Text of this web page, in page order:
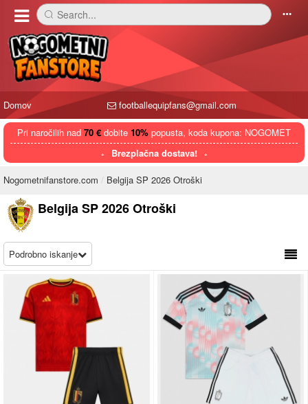
󰅼 Search... 󰄒
Domov footballequipfans@gmail.com
Pri naročilih nad 70 € dobite 10% popusta, koda kupona: NOGOMET
Brezplačna dostava!
Nogometnifanstore.com Belgija SP 2026 Otroški
Belgija SP 2026 Otroški
Podrobno iskanje